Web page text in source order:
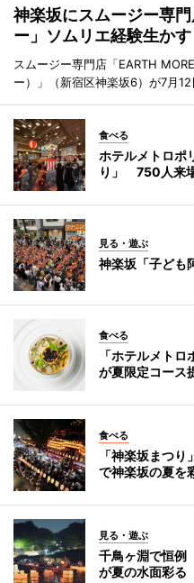
神楽坂にスムージー専
ー」ソムリエ経験生かす
スムージー専門店「EARTH
ー）」（新宿区神楽坂6）が7月12
食べる
ホテルメトロポ
り」 750人来
見る・遊ぶ
神楽坂「子ども
食べる
「ホテルメト
が夏限定コース
食べる
「神楽坂まつ
で神楽坂の夏を
見る・遊ぶ
千鳥ヶ淵で恒
が夏の水面彩る